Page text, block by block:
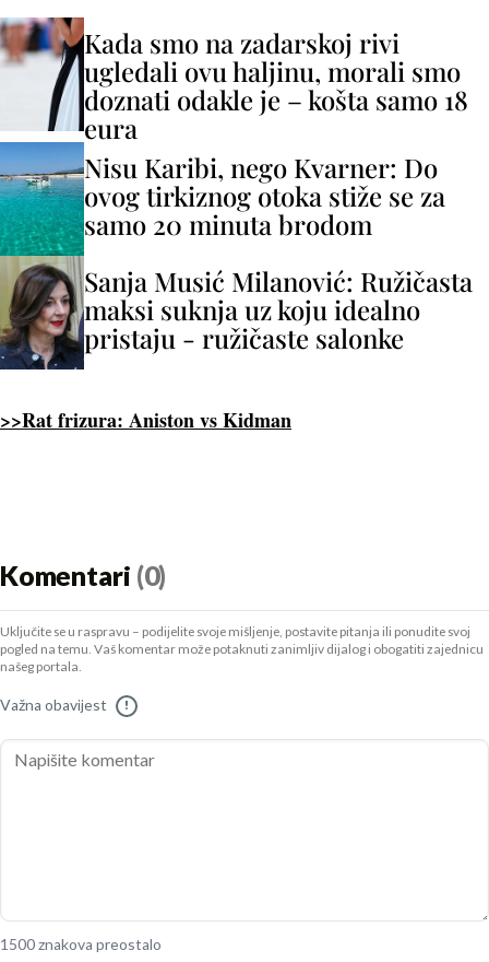
Kada smo na zadarskoj rivi
ugledali ovu haljinu, morali smo
doznati odakle je – košta samo 18
eura
Nisu Karibi, nego Kvarner: Do
ovog tirkiznog otoka stiže se za
samo 20 minuta brodom
Sanja Musić Milanović: Ružičasta
maksi suknja uz koju idealno
pristaju - ružičaste salonke
>>Rat frizura: Aniston vs Kidman
Komentari (0)
Uključite se u raspravu – podijelite svoje mišljenje, postavite pitanja ili ponudite svoj
pogled na temu. Vaš komentar može potaknuti zanimljiv dijalog i obogatiti zajednicu
našeg portala.
Važna obavijest !
1500 znakova preostalo